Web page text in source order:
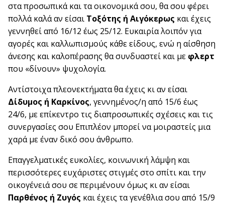
στα προσωπικά και τα οικονομικά σου, θα σου φέρει
πολλά καλά αν είσαι Τοξότης ή Αιγόκερως και έχεις
γεννηθεί από 16/12 έως 25/12. Ευκαιρία λοιπόν για
αγορές και καλλωπισμούς κάθε είδους, ενώ η αίσθηση
άνεσης και καλοπέρασης θα συνδυαστεί και με φλερτ
που «δίνουν» ψυχολογία.
Αντίστοιχα πλεονεκτήματα θα έχεις κι αν είσαι
Δίδυμος ή Καρκίνος, γεννημένος/η από 15/6 έως
24/6, με επίκεντρο τις διαπροσωπικές σχέσεις και τις
συνεργασίες σου Επιπλέον μπορεί να μοιραστείς μια
χαρά με έναν δικό σου άνθρωπο.
Επαγγελματικές ευκολίες, κοινωνική λάμψη και
περισσότερες ευχάριστες στιγμές στο σπίτι και την
οικογένειά σου σε περιμένουν όμως κι αν είσαι
Παρθένος ή Ζυγός και έχεις τα γενέθλια σου από 15/9